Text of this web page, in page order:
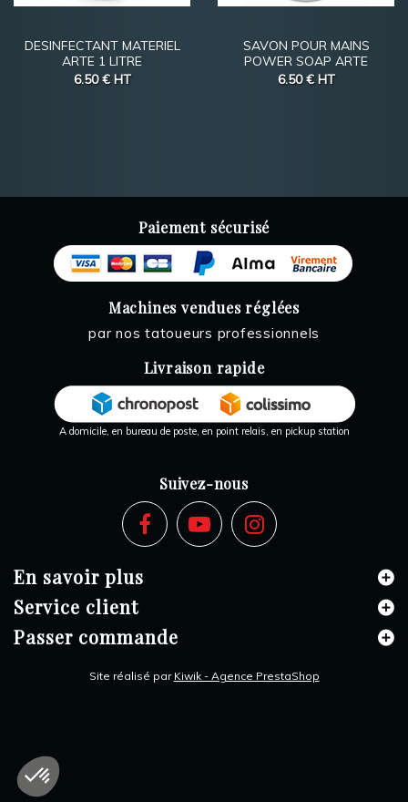
DESINFECTANT MATERIEL
ARTE 1 LITRE
6.50 € HT
SAVON POUR MAINS
POWER SOAP ARTE
6.50 € HT
Paiement sécurisé
Machines vendues réglées
par nos tatoueurs professionnels
Livraison rapide
A domicile, en bureau de poste, en point relais, en pickup station
Suivez-nous
En savoir plus
Service client
Passer commande
Site réalisé par Kiwik - Agence PrestaShop